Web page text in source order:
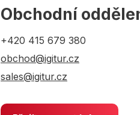
Obchodní
+420 415 679 380
obchod@igitur.cz
sales@igitur.cz